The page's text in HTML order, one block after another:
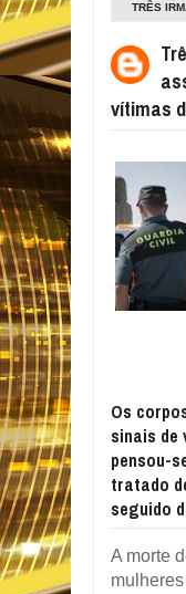
TRÊS
vítimas
Os
sinais de
pensou-
tratado
seguido
A morte